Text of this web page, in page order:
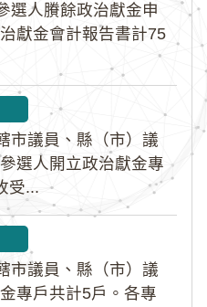
選人賸餘政治獻金申
獻金會計報告書計75
市議員、縣（市）議
選人開立政治獻金專
受...
市議員、縣（市）議
專戶共計5戶。各專